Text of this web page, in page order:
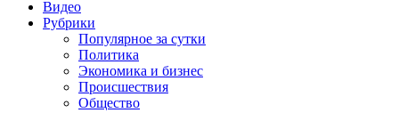
Видео
Рубрики
Популярное за сутки
Политика
Экономика и бизнес
Происшествия
Общество